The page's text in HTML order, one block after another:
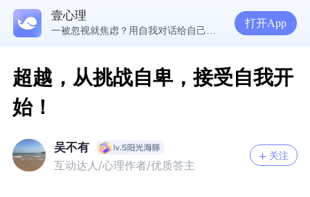
壹心理
打开App
超越，从挑战自卑，接受自我开
始！
吴不有
互动达人/心理作者/优质答主
关注